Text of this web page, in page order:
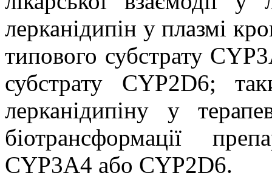
лерканідипін у плазмі
типового субстрату
субстрату CYP2D6;
лерканідипіну у
біотрансформації
CYP3A4 або CYP2D6.